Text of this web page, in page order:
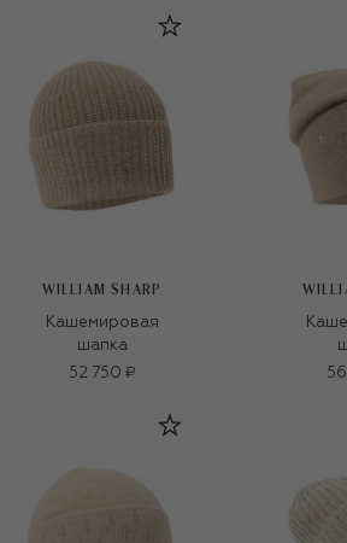
WILLIAM SHARP
Кашемировая
шапка
52 750 ₽